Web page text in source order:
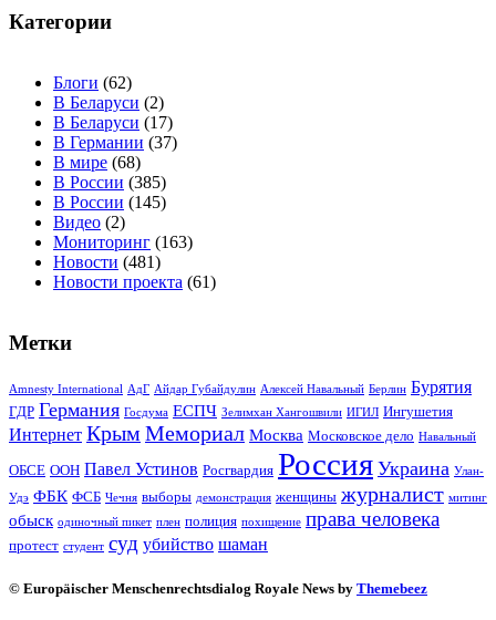
Категории
Блоги (62)
В Беларуси (2)
В Беларуси (17)
В Германии (37)
В мире (68)
В России (385)
В России (145)
Видео (2)
Мониторинг (163)
Новости (481)
Новости проекта (61)
Метки
Amnesty International АдГ Айдар Губайдулин Алексей Навальный Берлин Бурятия
ГДР Германия Госдума ЕСПЧ Зелимхан Хангошвили ИГИЛ Ингушетия
Интернет Крым Мемориал Москва Московское дело Навальный
ОБСЕ ООН Павел Устинов Росгвардия Россия Украина Улан-
Удэ ФБК ФСБ Чечня выборы демонстрация женщины журналист митинг
обыск одиночный пикет плен полиция похищение права человека
протест студент суд убийство шаман
© Europäischer Menschenrechtsdialog Royale News by Themebeez